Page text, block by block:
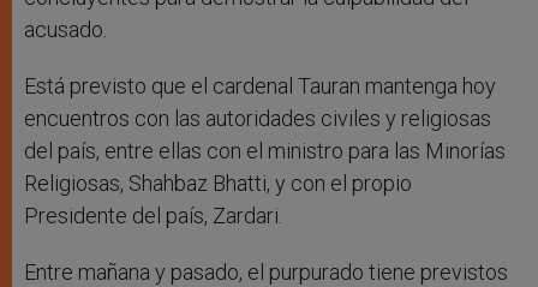
acusado.
Está previsto que el cardenal Tauran mantenga hoy
encuentros con las autoridades civiles y religiosas
del país, entre ellas con el ministro para las Minorías
Religiosas, Shahbaz Bhatti, y con el propio
Presidente del país, Zardari.
Entre mañana y pasado, el purpurado tiene previstos